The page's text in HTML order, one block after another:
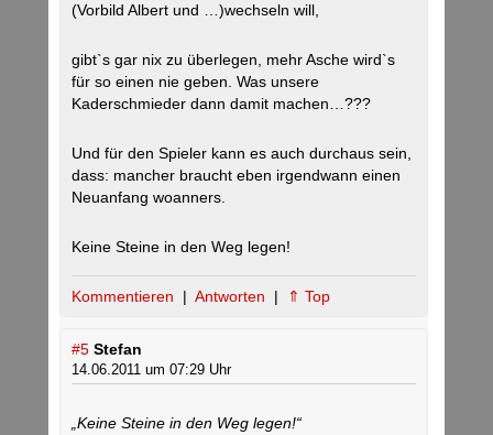
(Vorbild Albert und …)wechseln will,
gibt`s gar nix zu überlegen, mehr Asche wird`s
für so einen nie geben. Was unsere
Kaderschmieder dann damit machen…???
Und für den Spieler kann es auch durchaus sein,
dass: mancher braucht eben irgendwann einen
Neuanfang woanners.
Keine Steine in den Weg legen!
Kommentieren | Antworten | ⇑ Top
#5 Stefan
14.06.2011 um 07:29 Uhr
„Keine Steine in den Weg legen!“